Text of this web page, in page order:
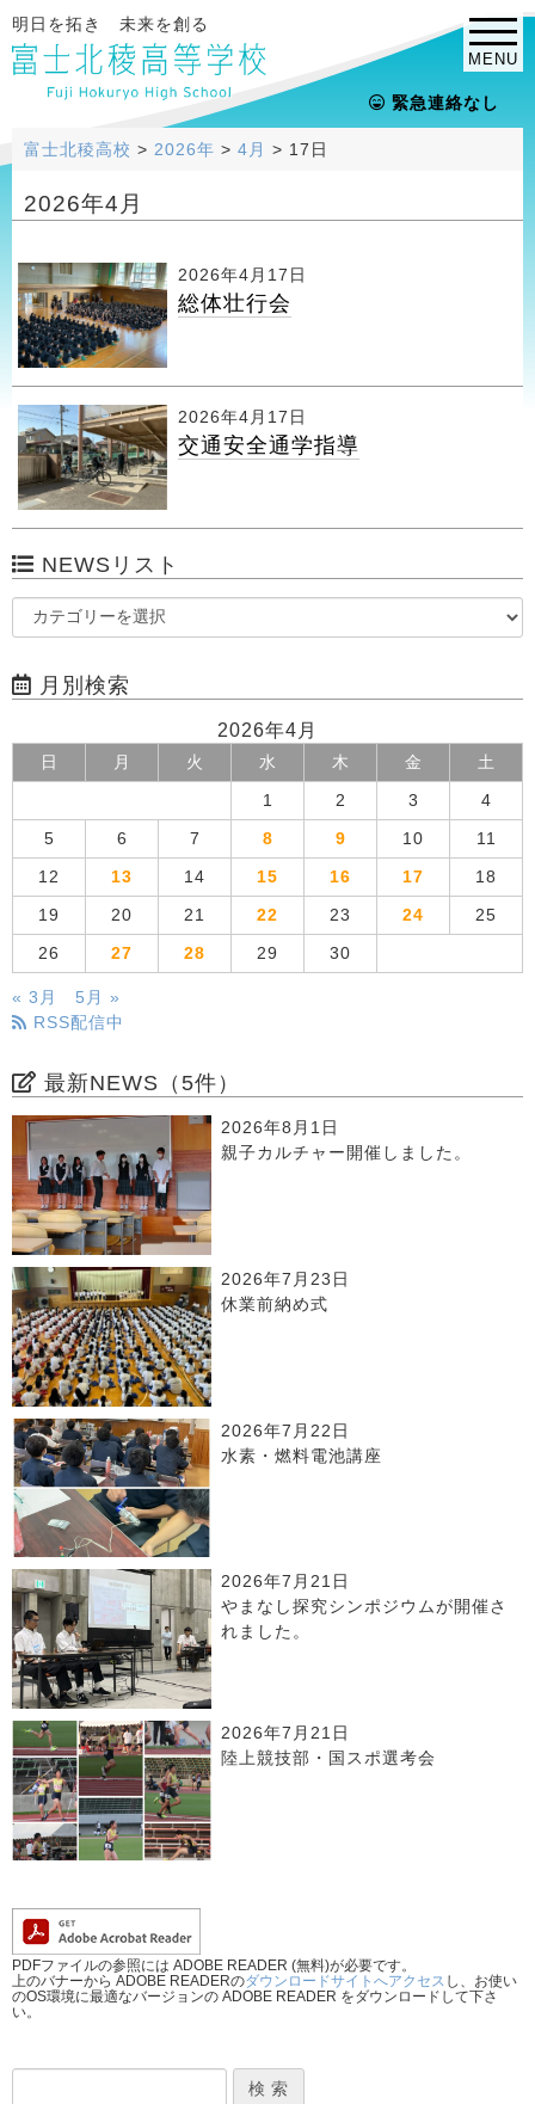
MENU
明日を拓き 未来を創る
緊急連絡なし
富士北稜高校 > 2026年 > 4月 > 17日
2026年4月
2026年4月17日
総体壮行会
2026年4月17日
交通安全通学指導
NEWSリスト
月別検索
2026年4月
日 月 火 水 木 金 土
1 2 3 4
5 6 7 8 9 10 11
12 13 14 15 16 17 18
19 20 21 22 23 24 25
26 27 28 29 30
« 3月
5月 »
RSS配信中
最新NEWS（5件）
2026年8月1日
親子カルチャー開催しました。
2026年7月23日
休業前納め式
2026年7月22日
水素・燃料電池講座
2026年7月21日
やまなし探究シンポジウムが開催さ
れました。
2026年7月21日
陸上競技部・国スポ選考会
PDFファイルの参照には ADOBE READER (無料)が必要です。
上のバナーから ADOBE READERのダウンロードサイトへアクセス し、お使い
のOS環境に最適なバージョンの ADOBE READER をダウンロードして下さ
い。